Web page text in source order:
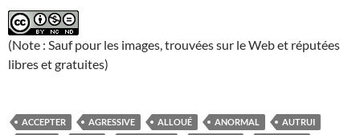
(Note : Sauf pour les images, trouvées sur le Web et réputées
libres et gratuites)
ACCEPTER AGRESSIVE ALLOUÉ ANORMAL AUTRUI